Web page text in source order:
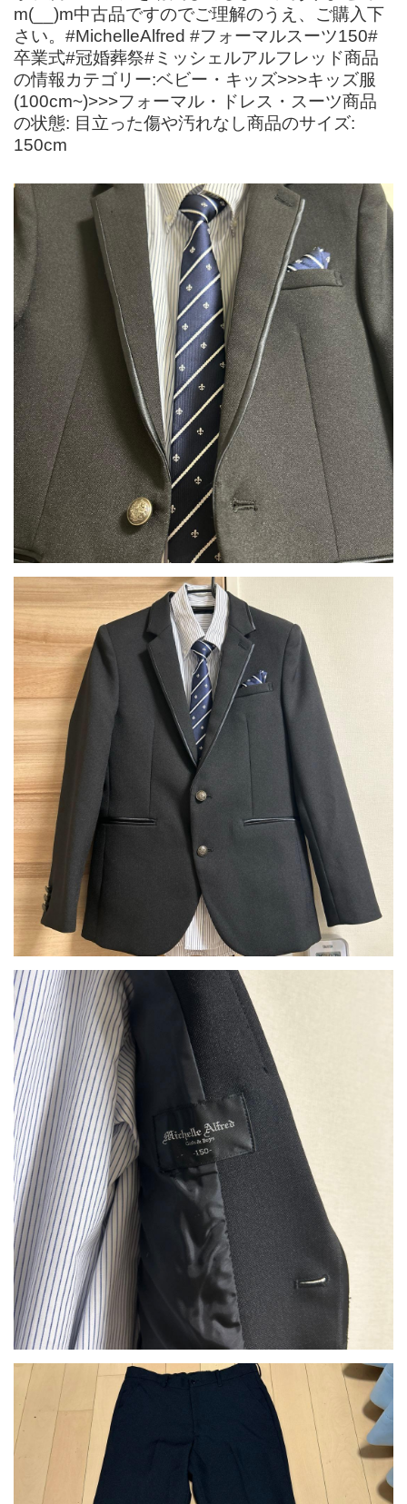
m(__)m中古品ですのでご理解のうえ、ご購入下
さい。#MichelleAlfred #フォーマルスーツ150#
卒業式#冠婚葬祭#ミッシェルアルフレッド商品
の情報カテゴリー:ベビー・キッズ>>>キッズ服
(100cm~)>>>フォーマル・ドレス・スーツ商品
の状態: 目立った傷や汚れなし商品のサイズ:
150cm